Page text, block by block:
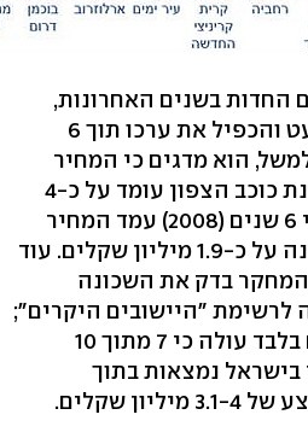
החדות בשנים האחרונות,
אזור צפון תל-אביב כמעט והכפיל את ערכו תוך 6
הוא מדגים כי המחיר
הממוצע של דירה בשכונת כוכב הצפון עומד על כ-4
מיליון שקל, בעוד שלפני 6 שנים (2008) עמד המחיר
הממוצע של דירה בשכונה על כ-1.9 מיליון שקלים. עוד
בדק את השכונה
לרשימת "היישובים היקרים";
אולם מבדיקת המחירים בלבד עולה כי 7 מתוך 10
בישראל נמצאות בתוך
שקלים.